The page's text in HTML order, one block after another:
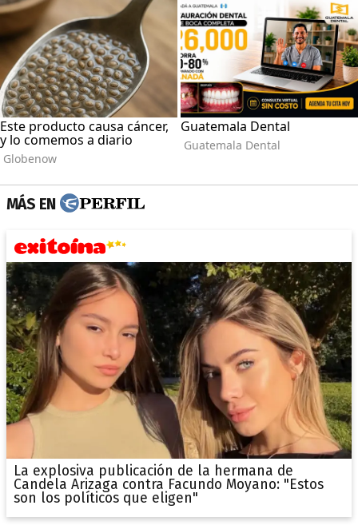
MÁS EN
La explosiva publicación de la hermana de
Candela Arizaga contra Facundo Moyano: "Estos
son los políticos que eligen"